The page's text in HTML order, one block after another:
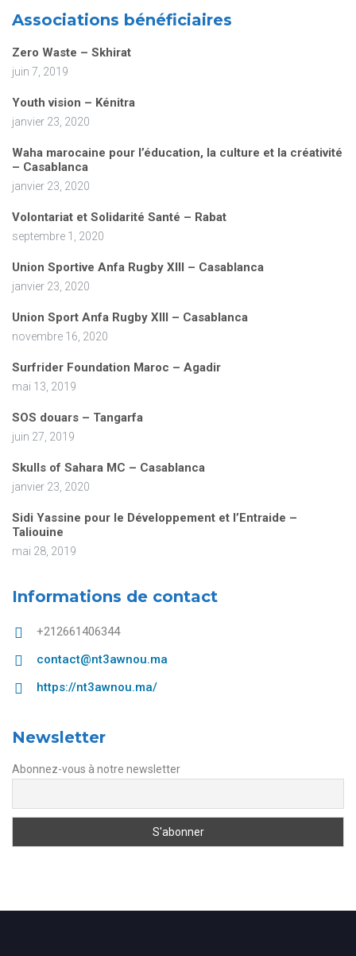
Associations bénéficiaires
Zero Waste – Skhirat
juin 7, 2019
Youth vision – Kénitra
janvier 23, 2020
Waha marocaine pour l’éducation, la culture et la créativité
– Casablanca
janvier 23, 2020
Volontariat et Solidarité Santé – Rabat
septembre 1, 2020
Union Sportive Anfa Rugby XIII – Casablanca
janvier 23, 2020
Union Sport Anfa Rugby XIII – Casablanca
novembre 16, 2020
Surfrider Foundation Maroc – Agadir
mai 13, 2019
SOS douars – Tangarfa
juin 27, 2019
Skulls of Sahara MC – Casablanca
janvier 23, 2020
Sidi Yassine pour le Développement et l’Entraide –
Taliouine
mai 28, 2019
Informations de contact
+212661406344
contact@nt3awnou.ma
https://nt3awnou.ma/
Newsletter
Abonnez-vous à notre newsletter